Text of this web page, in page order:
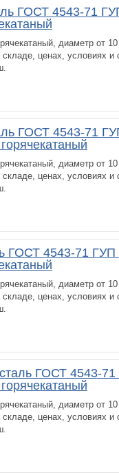
ГОСТ 4543-71
диаметр от
ценах, условиях и
ГОСТ 4543-71
диаметр от
ценах, условиях и
ГОСТ 4543-71
диаметр от
ценах, условиях и
ГОСТ 4543-
диаметр от
ценах, условиях и